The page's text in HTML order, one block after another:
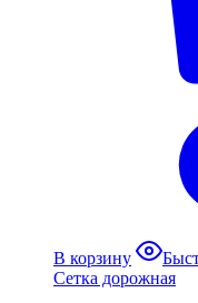
В корзину
Сетка дорожная